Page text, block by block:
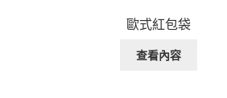
歐式紅包袋
查看內容